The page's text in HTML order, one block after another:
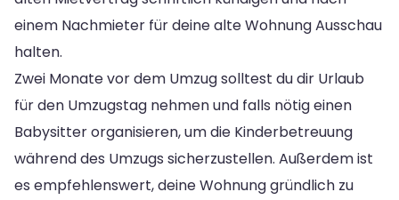
einem Nachmieter für deine alte Wohnung Ausschau
halten.
Zwei Monate vor dem Umzug solltest du dir Urlaub
für den Umzugstag nehmen und falls nötig einen
Babysitter organisieren, um die Kinderbetreuung
während des Umzugs sicherzustellen. Außerdem ist
es empfehlenswert, deine Wohnung gründlich zu